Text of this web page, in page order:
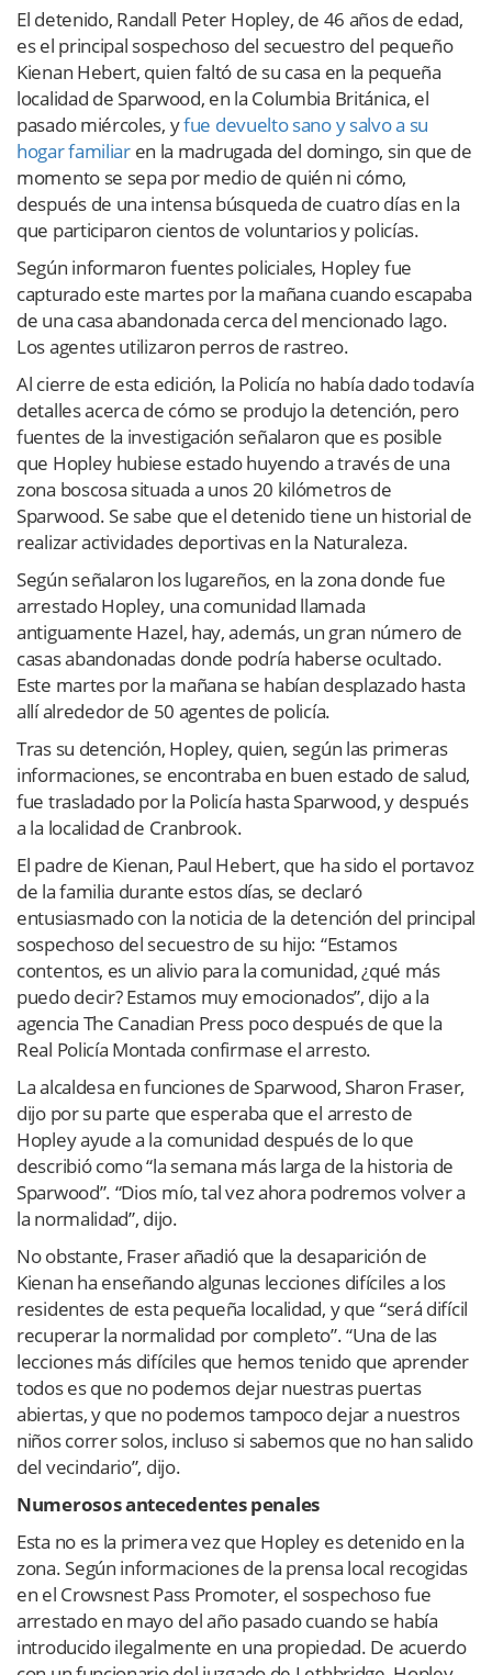
El detenido, Randall Peter Hopley, de 46 años de edad,
es el principal sospechoso del secuestro del pequeño
Kienan Hebert, quien faltó de su casa en la pequeña
localidad de Sparwood, en la Columbia Británica, el
pasado miércoles, yfue devuelto sano y salvo a su
hogar familiaren la madrugada del domingo, sin que de
momento se sepa por medio de quién ni cómo,
después de una intensa búsqueda de cuatro días en la
que participaron cientos de voluntarios y policías.
Según informaron fuentes policiales, Hopley fue
capturado este martes por la mañana cuando escapaba
de una casa abandonada cerca del mencionado lago.
Los agentes utilizaron perros de rastreo.
Al cierre de esta edición, la Policía no había dado todavía
detalles acerca de cómo se produjo la detención, pero
fuentes de la investigación señalaron que es posible
que Hopley hubiese estado huyendo a través de una
zona boscosa situada a unos 20 kilómetros de
Sparwood. Se sabe que el detenido tiene un historial de
realizar actividades deportivas en la Naturaleza.
Según señalaron los lugareños, en la zona donde fue
arrestado Hopley, una comunidad llamada
antiguamente Hazel, hay, además, un gran número de
casas abandonadas donde podría haberse ocultado.
Este martes por la mañana se habían desplazado hasta
allí alrededor de 50 agentes de policía.
Tras su detención, Hopley, quien, según las primeras
informaciones, se encontraba en buen estado de salud,
fue trasladado por la Policía hasta Sparwood, y después
a la localidad de Cranbrook.
El padre de Kienan, Paul Hebert, que ha sido el portavoz
de la familia durante estos días, se declaró
entusiasmado con la noticia de la detención del principal
sospechoso del secuestro de su hijo: “Estamos
contentos, es un alivio para la comunidad, ¿qué más
puedo decir? Estamos muy emocionados”, dijo a la
agencia The Canadian Press poco después de que la
Real Policía Montada confirmase el arresto.
La alcaldesa en funciones de Sparwood, Sharon Fraser,
dijo por su parte que esperaba que el arresto de
Hopley ayude a la comunidad después de lo que
describió como “la semana más larga de la historia de
Sparwood”. “Dios mío, tal vez ahora podremos volver a
la normalidad”, dijo.
No obstante, Fraser añadió que la desaparición de
Kienan ha enseñando algunas lecciones difíciles a los
residentes de esta pequeña localidad, y que “será difícil
recuperar la normalidad por completo”. “Una de las
lecciones más difíciles que hemos tenido que aprender
todos es que no podemos dejar nuestras puertas
abiertas, y que no podemos tampoco dejar a nuestros
niños correr solos, incluso si sabemos que no han salido
del vecindario”, dijo.
Numerosos antecedentes penales
Esta no es la primera vez que Hopley es detenido en la
zona. Según informaciones de la prensa local recogidas
en el Crowsnest Pass Promoter, el sospechoso fue
arrestado en mayo del año pasado cuando se había
introducido ilegalmente en una propiedad. De acuerdo